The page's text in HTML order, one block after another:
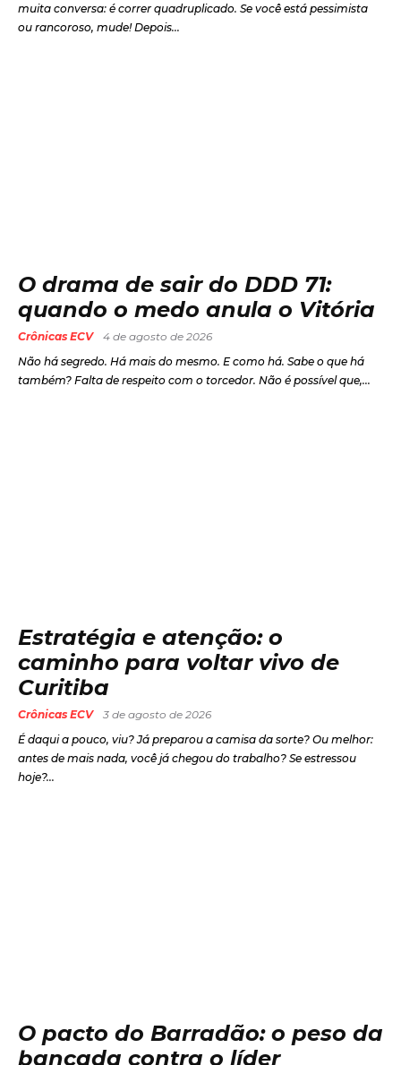
muita conversa: é correr quadruplicado. Se você está pessimista
ou rancoroso, mude! Depois...
O drama de sair do DDD 71:
quando o medo anula o Vitória
Crônicas ECV
4 de agosto de 2026
Não há segredo. Há mais do mesmo. E como há. Sabe o que há
também? Falta de respeito com o torcedor. Não é possível que,...
Estratégia e atenção: o
caminho para voltar vivo de
Curitiba
Crônicas ECV
3 de agosto de 2026
É daqui a pouco, viu? Já preparou a camisa da sorte? Ou melhor:
antes de mais nada, você já chegou do trabalho? Se estressou
hoje?...
O pacto do Barradão: o peso da
bancada contra o líder